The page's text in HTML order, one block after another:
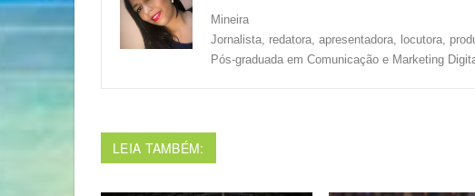
Mineira
Jornalista, redatora, apresentadora, locutora,
Pós-graduada em Comunicação e Marketing
LEIA TAMBÉM: